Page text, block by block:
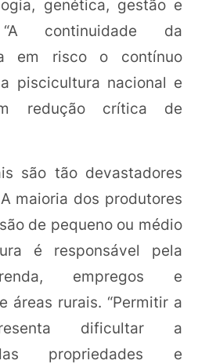
genética, gestão e
“A continuidade da
em risco o contínuo
piscicultura nacional e
redução crítica de
são tão devastadores
maioria dos produtores
de pequeno ou médio
é responsável pela
empregos e
áreas rurais. “Permitir a
dificultar a
propriedades e